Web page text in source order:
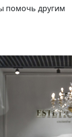
помочь другим